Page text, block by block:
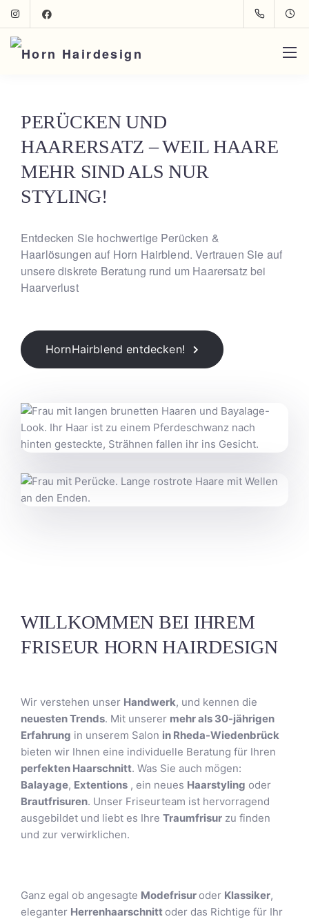
PERÜCKEN UND
HAARERSATZ –WEIL HAARE
MEHR SIND ALS NUR
STYLING!
Entdecken Sie hochwertige Perücken &
Haarlösungen auf Horn Hairblend. Vertrauen Sie auf
unsere diskrete Beratung rund um Haarersatz bei
Haarverlust
HornHairblend entdecken!
WILLKOMMEN BEI IHREM
FRISEUR HORN HAIRDESIGN
Wir verstehen unser Handwerk, und kennen die
neuesten Trends. Mit unserer mehr als 30-jährigen
Erfahrung in unserem Salon in Rheda-Wiedenbrück
bieten wir Ihnen eine individuelle Beratung für Ihren
perfekten Haarschnitt. Was Sie auch mögen:
Balayage, Extentions , ein neues Haarstyling oder
Brautfrisuren. Unser Friseurteam ist hervorragend
ausgebildet und liebt es Ihre Traumfrisur zu finden
und zur verwirklichen.
Ganz egal ob angesagte Modefrisur oder Klassiker,
eleganter Herrenhaarschnitt oder das Richtige für Ihr